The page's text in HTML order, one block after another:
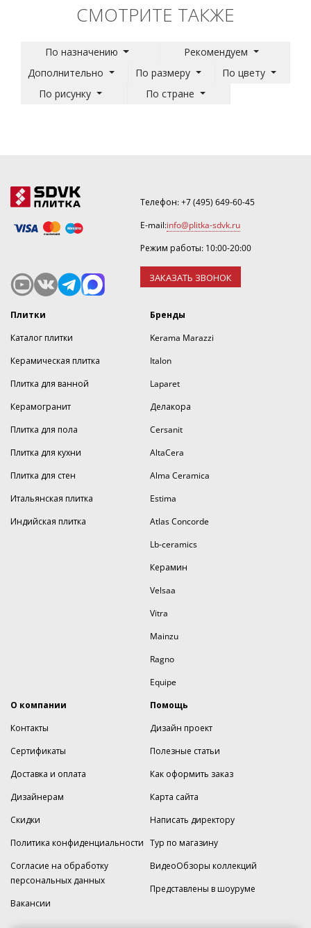
СМОТРИТЕ ТАКЖЕ
По назначению
Рекомендуем
Дополнительно
По размеру
По цвету
По рисунку
По стране
Телефон:+7 (495) 649-60-45
E-mail:info@plitka-sdvk.ru
Режим работы: 10:00-20:00
ЗАКАЗАТЬ ЗВОНОК
Плитки
Каталог плитки
Керамическая плитка
Плитка для ванной
Керамогранит
Плитка для пола
Плитка для кухни
Плитка для стен
Итальянская плитка
Индийская плитка
Бренды
Kerama Marazzi
Italon
Laparet
Делакора
Cersanit
AltaCera
Alma Ceramica
Estima
Atlas Concorde
Lb-ceramics
Керамин
Velsaa
Vitra
Mainzu
Ragno
Equipe
О компании
Контакты
Сертификаты
Доставка и оплата
Дизайнерам
Скидки
Политика конфиденциальности
Согласие на обработку
персональных данных
Вакансии
Помощь
Дизайн проект
Полезные статьи
Как оформить заказ
Карта сайта
Написать директору
Тур по магазину
ВидеоОбзоры коллекций
Представлены в шоуруме